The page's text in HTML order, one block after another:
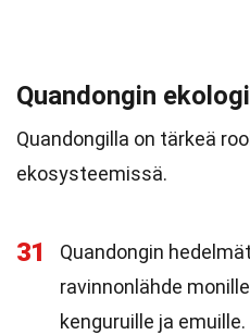
Quandongin
Quandongilla on tärkeä
ekosysteemissä.
31
Quandongin
ravinnonlähde
kenguruille ja emuille.